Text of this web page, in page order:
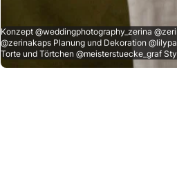
Konzept @weddingphotography_zerina
@zerinakaps Planung und Dekoration
Torte und Törtchen @meisterstuecke_graf